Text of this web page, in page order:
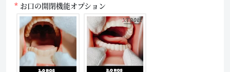
お口の開閉機能オプション